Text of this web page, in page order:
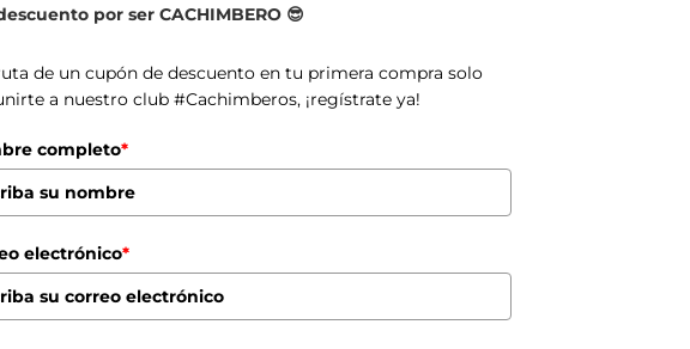
por ser CACHIMBERO 😎
de un cupón de descuento en tu primera compra solo
a nuestro club #Cachimberos, ¡regístrate ya!
completo*
electrónico*